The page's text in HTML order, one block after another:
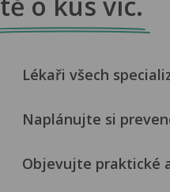
Lékaři všech
Naplánujte si
Objevujte praktické